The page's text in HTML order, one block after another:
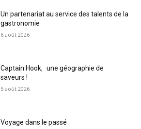
Un partenariat au service des talents de la
gastronomie
6 août 2026
Captain Hook, une géographie de
saveurs !
5 août 2026
Voyage dans le passé